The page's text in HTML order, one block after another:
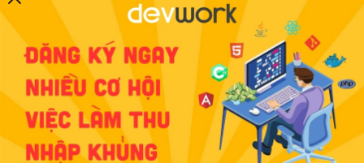
30-35 triệu
Hà Nội
Python DevOps ...
Tiền thưởng
Đăng nhập để xem